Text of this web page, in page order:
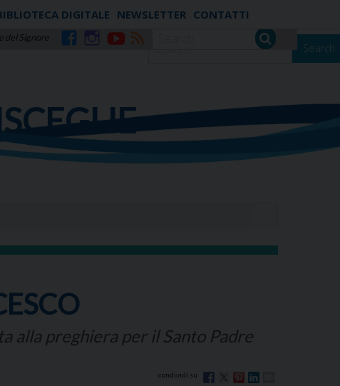
del Signore
DIGITALE NEWSLETTER CONTATTI
Search
alla preghiera per il Santo Padre